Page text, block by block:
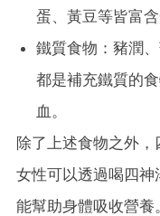
蛋、黃豆等皆富
鐵質食物：豬潤
都是補充鐵質的
血。
除了上述食物之外，
女性可以透過喝四
能幫助身體吸收營養。